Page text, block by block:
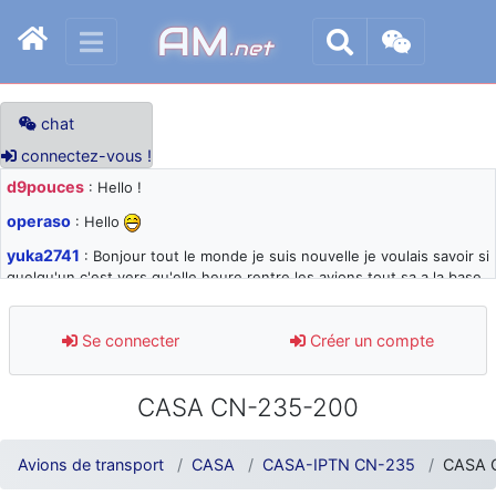
AM.net
chat
connectez-vous !
d9pouces : Hello !
operaso : Hello
yuka2741 : Bonjour tout le monde je suis nouvelle je voulais savoir si
quelqu'un c'est vers qu'elle heure rentre les avions tout sa a la base
d9pouces: désolé pour les quelques blocages du site ces derniers
jours : je teste des méthodes contre le spam et les bots trop nocifs
: Super, la nouvelle bannière
d9pouces
: je suis un avion@,._,+ > lesquels ? je ne suis pas sûr de
comprendre
Se connecter Créer un compte
CASA CN-235-200
Avions de transport CASA CASA-IPTN CN-235 CASA